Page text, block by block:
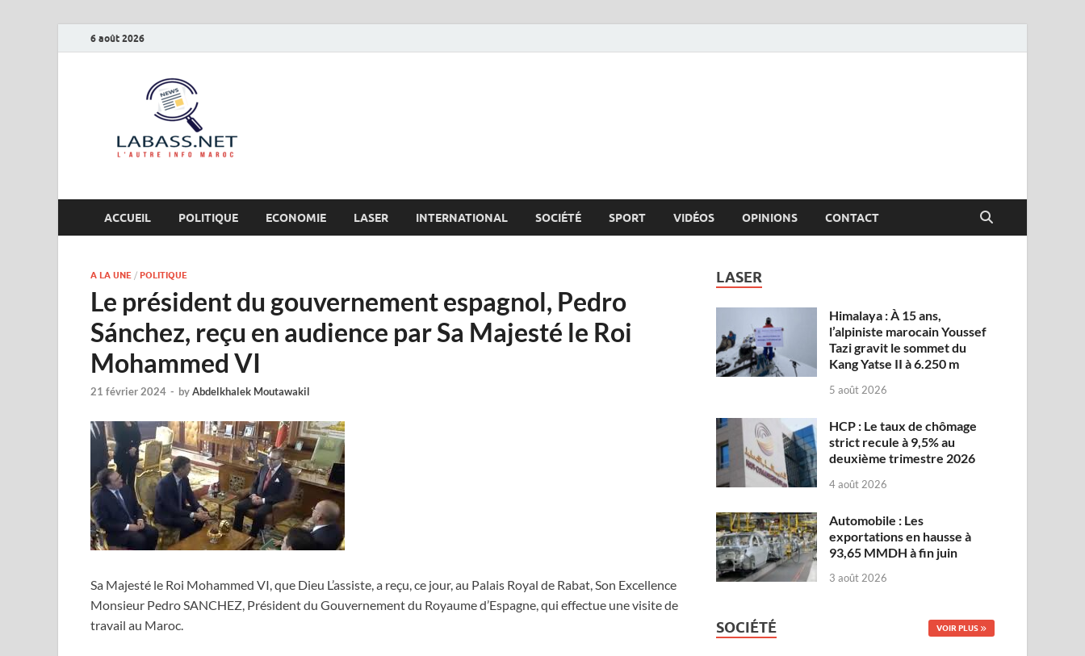
6 août 2026
ACCUEIL POLITIQUE ECONOMIE LASER INTERNATIONAL SOCIÉTÉ SPORT VIDÉOS OPINIONS CONTACT
A LA UNE / POLITIQUE
Le président du gouvernement espagnol, Pedro
Sánchez, reçu en audience par Sa Majesté le Roi
Mohammed VI
21 février 2024 - byAbdelkhalek Moutawakil
Sa Majesté le Roi Mohammed VI, que Dieu L’assiste, a reçu, ce jour, au Palais Royal de Rabat, Son Excellence
Monsieur Pedro SANCHEZ, Président du Gouvernement du Royaume d’Espagne, qui effectue une visite de
travail au Maroc.
LASER
Himalaya : À 15 ans,
l’alpiniste marocain Youssef
Tazi gravit le sommet du
Kang Yatse II à 6.250 m
5 août 2026
HCP : Le taux de chômage
strict recule à 9,5% au
deuxième trimestre 2026
4 août 2026
Automobile : Les
exportations en hausse à
93,65 MMDH à fin juin
3 août 2026
SOCIÉTÉ VOIR PLUS